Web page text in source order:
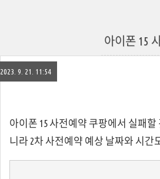
아이폰 15
2023. 9. 21. 11:54
아이폰 15 사전예약 쿠팡에서 실패
니라 2차 사전예약 예상 날짜와 시간